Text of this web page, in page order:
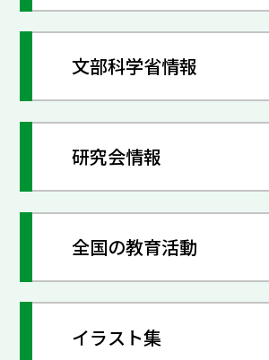
文部科学省情報
研究会情報
全国の教育活動
イラスト集